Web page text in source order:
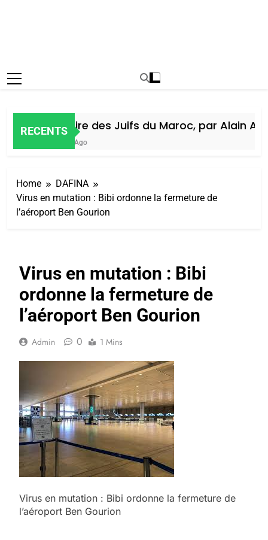
RECENTS
Histoire des Juifs du Maroc, par Alain
6 Jours Ago
Home
DAFINA
Virus en mutation : Bibi ordonne la fermeture de
l’aéroport Ben Gourion
Virus en mutation : Bibi
ordonne la fermeture de
l’aéroport Ben Gourion
Admin 0 1 Mins
Virus en mutation : Bibi ordonne la fermeture de
l’aéroport Ben Gourion